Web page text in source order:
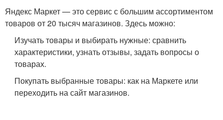
Яндекс Маркет — это сервис с большим ассортиментом
товаров от 20 тысяч магазинов. Здесь можно:
Изучать товары и выбирать нужные: сравнить
характеристики, узнать отзывы, задать вопросы о
товарах.
Покупать выбранные товары: как на Маркете или
переходить на сайт магазинов.